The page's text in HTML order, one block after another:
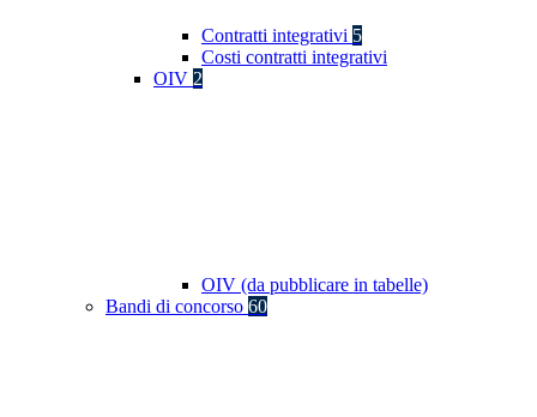
Contratti integrativi 5
Costi contratti integrativi
OIV 2
OIV (da pubblicare in tabelle)
Bandi di concorso 60